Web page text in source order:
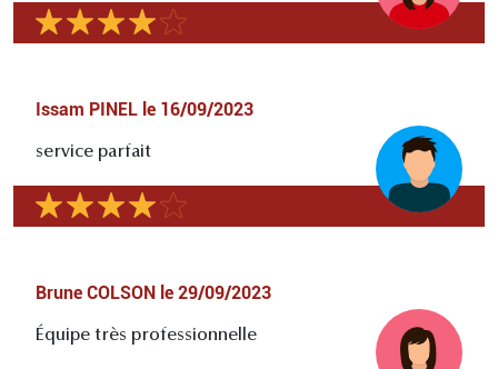
Issam PINEL le 16/09/2023
service parfait
Brune COLSON le 29/09/2023
Équipe très professionnelle